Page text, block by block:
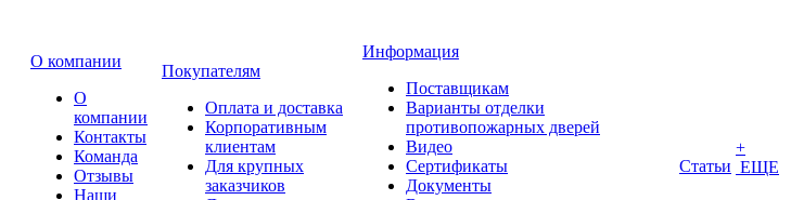
О компании
О
компании
Контакты
Команда
Отзывы
Наши
Покупателям
Оплата и доставка
Корпоративным
клиентам
Для крупных
заказчиков
Информация
Поставщикам
Варианты отделки
противопожарных дверей
Видео
Сертификаты
Документы
Статьи
+
ЕЩЕ